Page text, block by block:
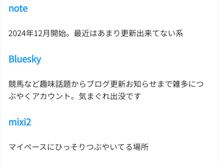
note
2024年12月開始。最近はあまり更新出来てない系
Bluesky
競馬など趣味話題からブログ更新お知らせまで雑多につ
ぶやくアカウント。気まぐれ出没です
mixi2
マイペースにひっそりつぶやいてる場所